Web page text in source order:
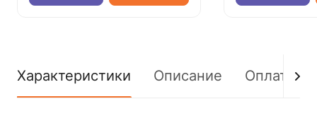
Характеристики Описание Оплата